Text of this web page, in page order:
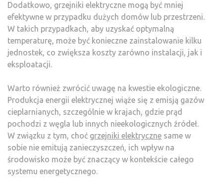
Dodatkowo, grzejniki elektryczne mogą być mniej
efektywne w przypadku dużych domów lub przestrzeni.
W takich przypadkach, aby uzyskać optymalną
temperaturę, może być konieczne zainstalowanie kilku
jednostek, co zwiększa koszty zarówno instalacji, jak i
eksploatacji.
Warto również zwrócić uwagę na kwestie ekologiczne.
Produkcja energii elektrycznej wiąże się z emisją gazów
cieplarnianych, szczególnie w krajach, gdzie prąd
pochodzi z węgla lub innych nieekologicznych źródeł.
W związku z tym, choć grzejniki elektryczne same w
sobie nie emitują zanieczyszczeń, ich wpływ na
środowisko może być znaczący w kontekście całego
systemu energetycznego.